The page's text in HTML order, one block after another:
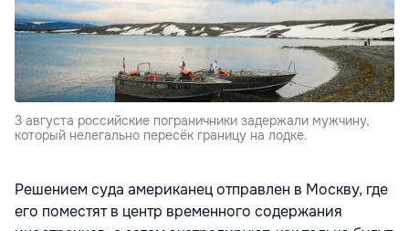
3 августа российские пограничники задержали мужчину,
который нелегально пересёк границу на лодке.
Решением суда американец отправлен в Москву, где
его поместят в центр временного содержания